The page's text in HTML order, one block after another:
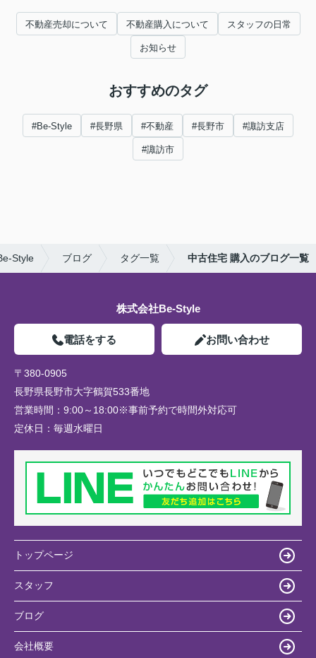
不動産売却について 不動産購入について スタッフの日常
お知らせ
おすすめのタグ
#Be-Style #長野県 #不動産 #長野市 #諏訪支店
#諏訪市
Style ブログ タグ一覧 中古住宅 購入のブログ一覧
株式会社Be-Style
電話をする お問い合わせ
〒380-0905
長野県長野市大字鶴賀533番地
営業時間： 9:00～18:00※事前予約で時間外対応可
定休日： 毎週水曜日
トップページ
スタッフ
ブログ
会社概要